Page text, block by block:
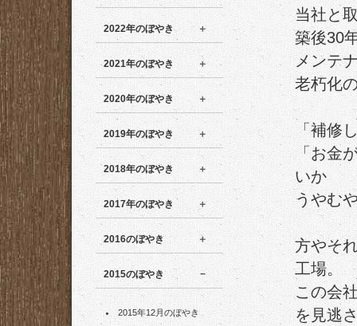
2022年のぼやき
2021年のぼやき
2020年のぼやき
2019年のぼやき
2018年のぼやき
2017年のぼやき
2016のぼやき
2015のぼやき
2015年12月のぼやき
当社と
築後30
メンテ
老朽化
「補修
「お金
いか
うやむ
方やそ
工場。
この会
を見逃